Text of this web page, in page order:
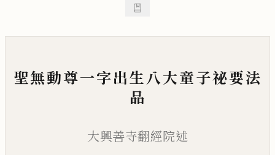
聖無動尊一字出生八大童子祕要法
品
大興善寺翻經院述